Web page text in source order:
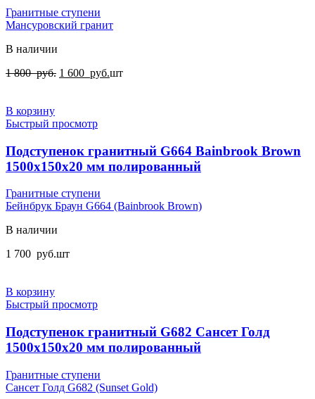
Гранитные ступени
Мансуровский гранит
В наличии
1 800руб. 1 600 руб.шт
В корзину
Быстрый просмотр
Подступенок гранитный G664 Bainbrook Brown
1500x150x20 мм полированный
Гранитные ступени
Бейнбрук Браун G664 (Bainbrook Brown)
В наличии
1 700 руб.шт
В корзину
Быстрый просмотр
Подступенок гранитный G682 Сансет Голд
1500x150x20 мм полированный
Гранитные ступени
Сансет Голд G682 (Sunset Gold)